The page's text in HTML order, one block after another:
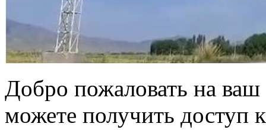
Добро пожаловать на
можете получить доступ